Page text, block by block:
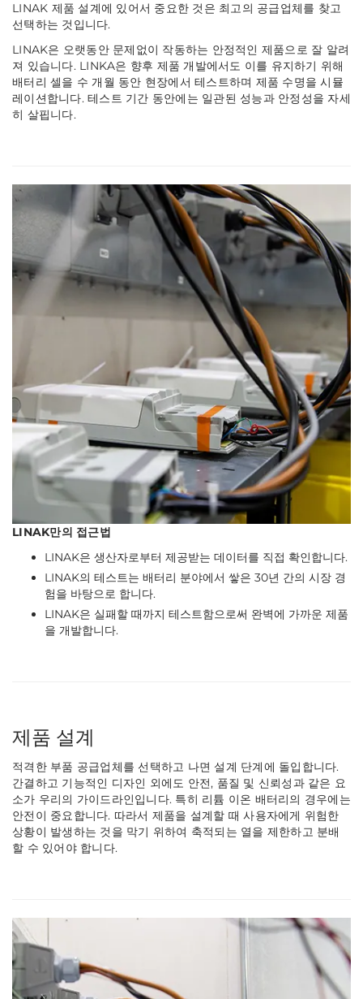
LINAK 제품 설계에 있어서 중요한 것은 최고의 공급업체를 찾고
선택하는 것입니다.
LINAK은 오랫동안 문제없이 작동하는 안정적인 제품으로 잘 알려
져 있습니다. LINKA은 향후 제품 개발에서도 이를 유지하기 위해
배터리 셀을 수 개월 동안 현장에서 테스트하며 제품 수명을 시뮬
레이션합니다. 테스트 기간 동안에는 일관된 성능과 안정성을 자세
히 살핍니다.
LINAK만의 접근법
LINAK은 생산자로부터 제공받는 데이터를 직접 확인합니다.
LINAK의 테스트는 배터리 분야에서 쌓은 30년 간의 시장 경
험을 바탕으로 합니다.
LINAK은 실패할 때까지 테스트함으로써 완벽에 가까운 제품
을 개발합니다.
제품 설계
적격한 부품 공급업체를 선택하고 나면 설계 단계에 돌입합니다.
간결하고 기능적인 디자인 외에도 안전, 품질 및 신뢰성과 같은 요
소가 우리의 가이드라인입니다. 특히 리튬 이온 배터리의 경우에는
안전이 중요합니다. 따라서 제품을 설계할 때 사용자에게 위험한
상황이 발생하는 것을 막기 위하여 축적되는 열을 제한하고 분배
할 수 있어야 합니다.